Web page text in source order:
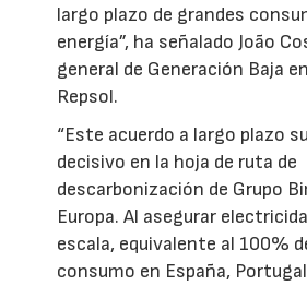
largo plazo de grandes
energía”, ha señalado João
general de Generación Baja
Repsol.
“Este acuerdo a largo plazo
decisivo en la hoja de ruta de
descarbonización de Grupo
Europa. Al asegurar
escala, equivalente al 100%
consumo en España,